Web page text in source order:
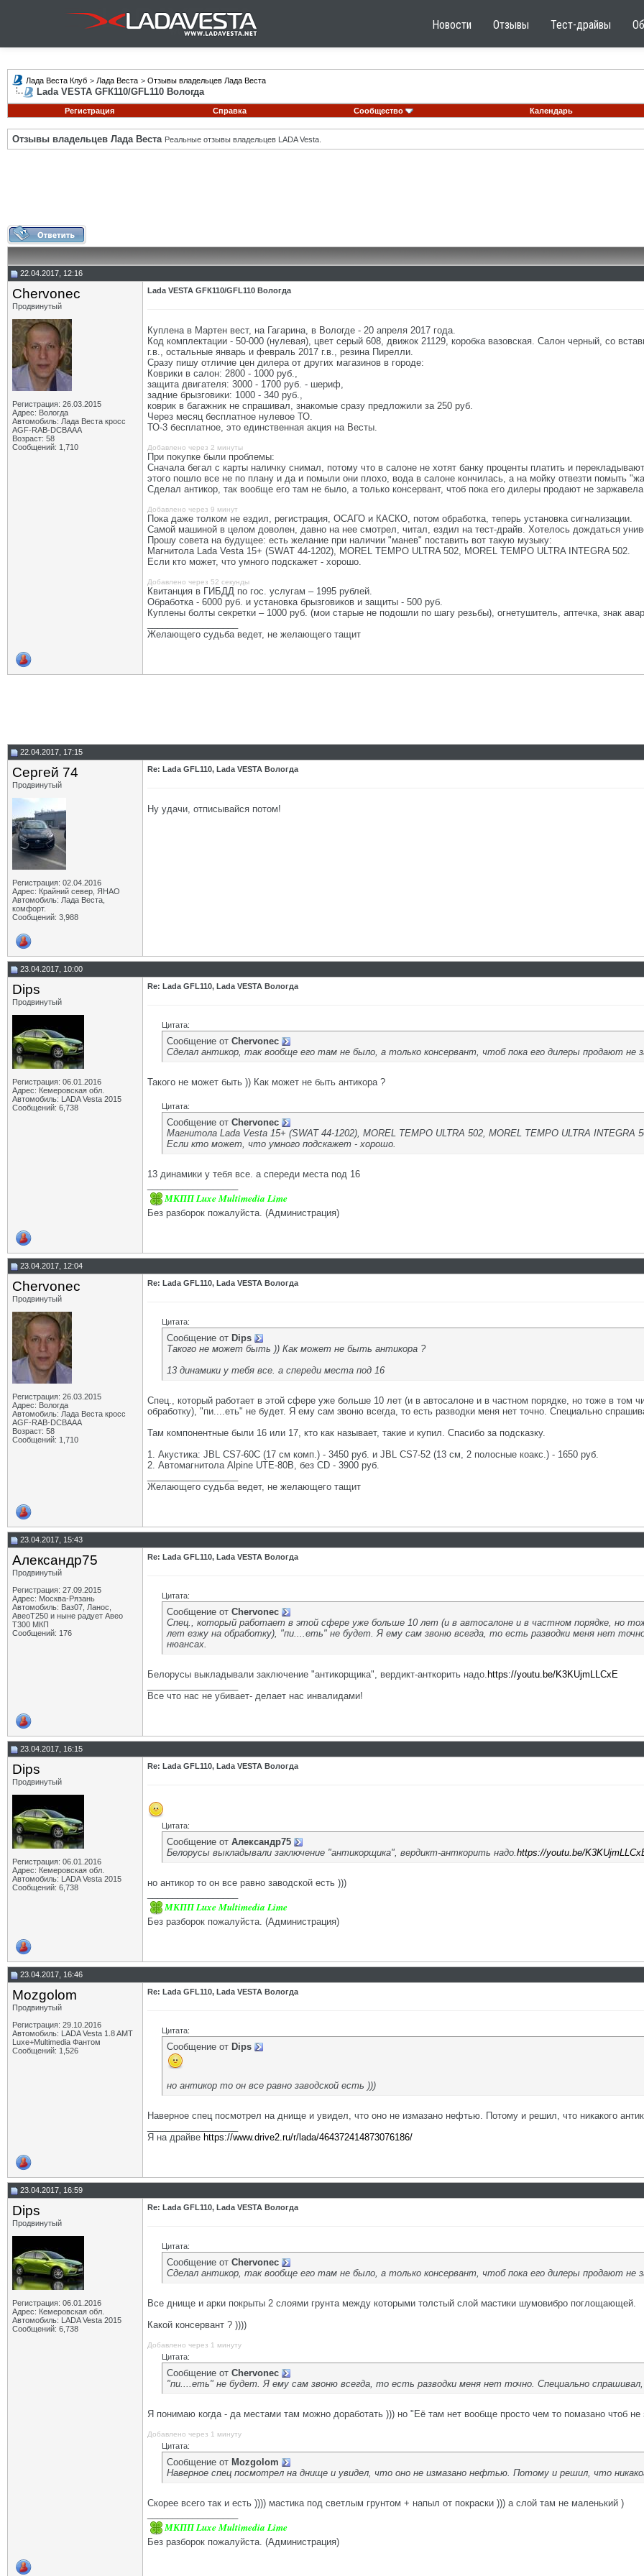
Новости Отзывы Тест-драйвы
Лада Веста Клуб > Лада Веста > Отзывы владельцев Лада Веста
Lada VESTA GFК110/GFL110 Вологда
Регистрация Справка Сообщество Календарь
Отзывы владельцев Лада Веста Реальные отзывы владельцев LADA Vesta.
22.04.2017, 12:16
Chervonec
Продвинутый
Регистрация: 26.03.2015
Адрес: Вологда
Автомобиль: Лада Веста кросс
AGF-RAB-DCBAAA
Возраст: 58
Сообщений: 1,710
Lada VESTA GFК110/GFL110 Вологда
Куплена в Мартен вест, на Гагарина, в Вологде - 20 апреля 2017 года.
Код комплектации - 50-000 (нулевая), цвет серый 608, движок 21129, коробка вазовская. Салон черный, со
г.в., остальные январь и февраль 2017 г.в., резина Пирелли.
Сразу пишу отличие цен дилера от других магазинов в городе:
Коврики в салон: 2800 - 1000 руб.,
защита двигателя: 3000 - 1700 руб. - шериф,
задние брызговики: 1000 - 340 руб.,
коврик в багажник не спрашивал, знакомые сразу предложили за 250 руб.
Через месяц бесплатное нулевое ТО.
ТО-3 бесплатное, это единственная акция на Весты.
Добавлено через 2 минуты
При покупке были проблемы:
Сначала бегал с карты наличку снимал, потому что в салоне не хотят банку проценты платить и
этого пошло все не по плану и да и помыли они плохо, вода в салоне кончилась, а на мойку отвезти помыть
Сделал антикор, так вообще его там не было, а только консервант, чтоб пока его дилеры продают не
Добавлено через 9 минут
Пока даже толком не ездил, регистрация, ОСАГО и КАСКО, потом обработка, теперь установка сигнализации.
Самой машиной в целом доволен, давно на нее смотрел, читал, ездил на тест-драйв. Хотелось дождаться
Прошу совета на будущее: есть желание при наличии "манев" поставить вот такую музыку:
Магнитола Lada Vesta 15+ (SWAT 44-1202), MOREL TEMPO ULTRA 502, MOREL TEMPO ULTRA INTEGRA 502.
Если кто может, что умного подскажет - хорошо.
Добавлено через 52 секунды
Квитанция в ГИБДД по гос. услугам – 1995 рублей.
Обработка - 6000 руб. и установка брызговиков и защиты - 500 руб.
Куплены болты секретки – 1000 руб. (мои старые не подошли по шагу резьбы), огнетушитель, аптечка, знак
Желающего судьба ведет, не желающего тащит
22.04.2017, 17:15
Сергей 74
Продвинутый
Регистрация: 02.04.2016
Адрес: Крайний север, ЯНАО
Автомобиль: Лада Веста,
комфорт.
Сообщений: 3,988
Re: Lada GFL110, Lada VESTA Вологда
Ну удачи, отписывайся потом!
23.04.2017, 10:00
Dips
Продвинутый
Регистрация: 06.01.2016
Адрес: Кемеровская обл.
Автомобиль: LADA Vesta 2015
Сообщений: 6,738
Re: Lada GFL110, Lada VESTA Вологда
Цитата:
Сообщение от Chervonec
Сделал антикор, так вообще его там не было, а только консервант, чтоб пока его дилеры продают не
Такого не может быть )) Как может не быть антикора ?
Цитата:
Сообщение от Chervonec
Магнитола Lada Vesta 15+ (SWAT 44-1202), MOREL TEMPO ULTRA 502, MOREL TEMPO ULTRA INTEGRA
Если кто может, что умного подскажет - хорошо.
13 динамики у тебя все. а спереди места под 16
МКПП Luxe Multimedia Lime
Без разборок пожалуйста. (Администрация)
23.04.2017, 12:04
Chervonec
Продвинутый
Регистрация: 26.03.2015
Адрес: Вологда
Автомобиль: Лада Веста кросс
AGF-RAB-DCBAAA
Возраст: 58
Сообщений: 1,710
Re: Lada GFL110, Lada VESTA Вологда
Цитата:
Сообщение от Dips
Такого не может быть )) Как может не быть антикора ?
13 динамики у тебя все. а спереди места под 16
Спец., который работает в этой сфере уже больше 10 лет (и в автосалоне и в частном порядке, но тоже в том
обработку), "пи....еть" не будет. Я ему сам звоню всегда, то есть разводки меня нет точно. Специально
Там компонентные были 16 или 17, кто как называет, такие и купил. Спасибо за подсказку.
1. Акустика: JBL CS7-60C (17 см комп.) - 3450 руб. и JBL CS7-52 (13 см, 2 полосные коакс.) - 1650 руб.
2. Автомагнитола Alpine UTE-80B, без CD - 3900 руб.
Желающего судьба ведет, не желающего тащит
23.04.2017, 15:43
Александр75
Продвинутый
Регистрация: 27.09.2015
Адрес: Москва-Рязань
Автомобиль: Ваз07, Ланос,
АвеоТ250 и ныне радует Авео
Т300 МКП
Сообщений: 176
Re: Lada GFL110, Lada VESTA Вологда
Цитата:
Сообщение от Chervonec
Спец., который работает в этой сфере уже больше 10 лет (и в автосалоне и в частном порядке, но
лет езжу на обработку), "пи....еть" не будет. Я ему сам звоню всегда, то есть разводки меня нет
нюансах.
Белорусы выкладывали заключение "антикорщика", вердикт-анткорить надо. https://youtu.be/K3KUjmLLCxE
Все что нас не убивает- делает нас инвалидами!
23.04.2017, 16:15
Dips
Продвинутый
Регистрация: 06.01.2016
Адрес: Кемеровская обл.
Автомобиль: LADA Vesta 2015
Сообщений: 6,738
Re: Lada GFL110, Lada VESTA Вологда
Цитата:
Сообщение от Александр75
Белорусы выкладывали заключение "антикорщика", вердикт-анткорить надо.https://youtu.be/
но антикор то он все равно заводской есть )))
МКПП Luxe Multimedia Lime
Без разборок пожалуйста. (Администрация)
23.04.2017, 16:46
Mozgolom
Продвинутый
Регистрация: 29.10.2016
Автомобиль: LADA Vesta 1.8 AMT
Luxe+Multimedia Фантом
Сообщений: 1,526
Re: Lada GFL110, Lada VESTA Вологда
Цитата:
Сообщение от Dips
но антикор то он все равно заводской есть )))
Наверное спец посмотрел на днище и увидел, что оно не измазано нефтью. Потому и решил, что никакого
Я на драйве https://www.drive2.ru/r/lada/464372414873076186/
23.04.2017, 16:59
Dips
Продвинутый
Регистрация: 06.01.2016
Адрес: Кемеровская обл.
Автомобиль: LADA Vesta 2015
Сообщений: 6,738
Re: Lada GFL110, Lada VESTA Вологда
Цитата:
Сообщение от Chervonec
Сделал антикор, так вообще его там не было, а только консервант, чтоб пока его дилеры продают не
Все днище и арки покрыты 2 слоями грунта между которыми толстый слой мастики шумовибро поглощающей.
Какой консервант ? ))))
Добавлено через 1 минуту
Цитата:
Сообщение от Chervonec
"пи....еть" не будет. Я ему сам звоню всегда, то есть разводки меня нет точно. Специально
Я понимаю когда - да местами там можно доработать ))) но "Её там нет вообще просто чем то помазано чтоб
Добавлено через 1 минуту
Цитата:
Сообщение от Mozgolom
Наверное спец посмотрел на днище и увидел, что оно не измазано нефтью. Потому и решил, что
Скорее всего так и есть )))) мастика под светлым грунтом + напыл от покраски ))) а слой там не маленький )
МКПП Luxe Multimedia Lime
Без разборок пожалуйста. (Администрация)